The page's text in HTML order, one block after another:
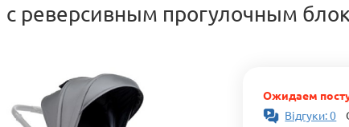
с реверсивным прогулочным
Ожидаем
Відгуки: 0